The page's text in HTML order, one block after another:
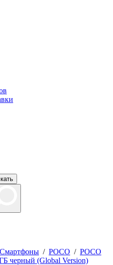
Смартфоны / POCO / POCO
черный (Global Version)